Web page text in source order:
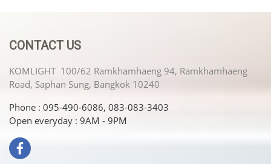
CONTACT US
KOMLIGHT 100/62 Ramkhamhaeng 94, Ramkhamhaeng
Road, Saphan Sung, Bangkok 10240
Phone : 095-490-6086, 083-083-3403
Open everyday : 9AM - 9PM